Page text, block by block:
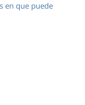
en que puede